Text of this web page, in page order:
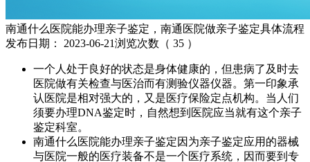
南通什么医院能办理亲子鉴定，南通医院做亲子鉴定具体流程
发布日期：
2023-06-21浏览次数（ 35 ）
一个人处于良好的状态是身体健康的，但患病了及时去
医院做有关检查与医治而有测验仪器仪器。第一印象承
认医院是相对强大的，又是医疗保险定点机构。当人们
须要办理DNA鉴定时，自然想到医院应当就有这个亲子
鉴定科室。
南通什么医院能办理亲子鉴定因为亲子鉴定应用的器械
与医院一般的医疗装备不是一个医疗系统，因而要到专